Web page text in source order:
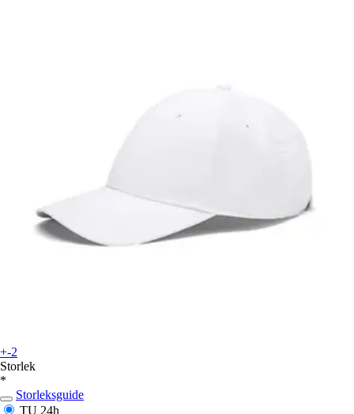
+-2
Storlek
*
Storleksguide
TU 24h